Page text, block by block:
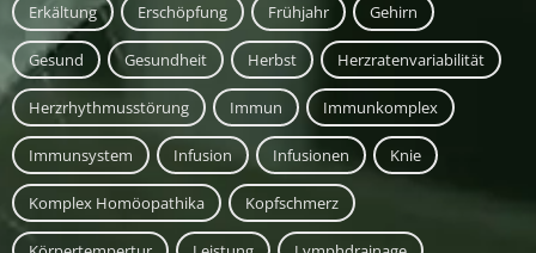
Erkältung Erschöpfung Frühjahr Gehirn
Gesund Gesundheit Herbst Herzratenvariabilität
Herzrhythmusstörung Immun Immunkomplex
Immunsystem Infusion Infusionen Knie
Komplex Homöopathika Kopfschmerz